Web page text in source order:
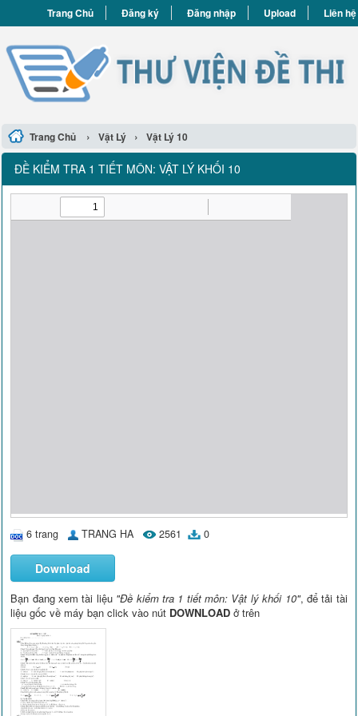
Trang Chủ Đăng ký Đăng nhập Upload Liên hệ
Trang Chủ › Vật Lý › Vật Lý 10
ĐỀ KIỂM TRA 1 TIẾT MÔN: VẬT LÝ KHỐI 10
6 trang TRANG HA 2561 0
Download
Bạn đang xem tài liệu "Đề kiểm tra 1 tiết môn: Vật lý khối 10", để tải tài
liệu gốc về máy bạn click vào nút DOWNLOAD ở trên